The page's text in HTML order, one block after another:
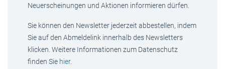
Neuerscheinungen und Aktionen informieren dürfen.
Sie können den Newsletter jederzeit abbestellen, indem
Sie auf den Abmeldelink innerhalb des Newsletters
klicken. Weitere Informationen zum Datenschutz
finden Sie hier.